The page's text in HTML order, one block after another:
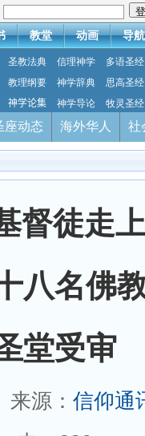
教堂 动画 导航
圣教法典 信理神学
多语圣经
教理纲要 神学辞典
思高圣经
神学论集 神学导论 牧灵圣经
座动态 海外华人 社
督徒走
八名佛
堂受审
源： 信仰通